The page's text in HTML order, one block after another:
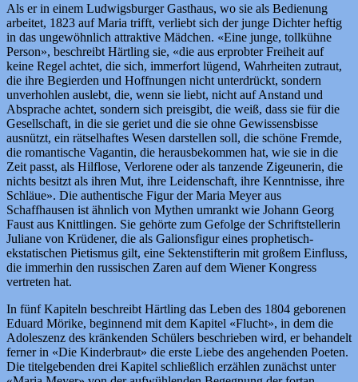
Als er in einem Ludwigsburger Gasthaus, wo sie als Bedienung
arbeitet, 1823 auf Maria trifft, verliebt sich der junge Dichter heftig
in das ungewöhnlich attraktive Mädchen. «Eine junge, tollkühne
Person», beschreibt Härtling sie, «die aus erprobter Freiheit auf
keine Regel achtet, die sich, immerfort lügend, Wahrheiten zutraut,
die ihre Begierden und Hoffnungen nicht unterdrückt, sondern
unverhohlen auslebt, die, wenn sie liebt, nicht auf Anstand und
Absprache achtet, sondern sich preisgibt, die weiß, dass sie für die
Gesellschaft, in die sie geriet und die sie ohne Gewissensbisse
ausnützt, ein rätselhaftes Wesen darstellen soll, die schöne Fremde,
die romantische Vagantin, die herausbekommen hat, wie sie in die
Zeit passt, als Hilflose, Verlorene oder als tanzende Zigeunerin, die
nichts besitzt als ihren Mut, ihre Leidenschaft, ihre Kenntnisse, ihre
Schläue». Die authentische Figur der Maria Meyer aus
Schaffhausen ist ähnlich von Mythen umrankt wie Johann Georg
Faust aus Knittlingen. Sie gehörte zum Gefolge der Schriftstellerin
Juliane von Krüdener, die als Galionsfigur eines prophetisch-
ekstatischen Pietismus gilt, eine Sektenstifterin mit großem Einfluss,
die immerhin den russischen Zaren auf dem Wiener Kongress
vertreten hat.
In fünf Kapiteln beschreibt Härtling das Leben des 1804 geborenen
Eduard Mörike, beginnend mit dem Kapitel «Flucht», in dem die
Adoleszenz des kränkenden Schülers beschrieben wird, er behandelt
ferner in «Die Kinderbraut» die erste Liebe des angehenden Poeten.
Die titelgebenden drei Kapitel schließlich erzählen zunächst unter